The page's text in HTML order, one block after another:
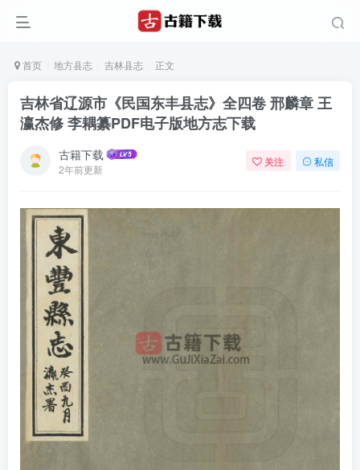
首页 地方县志 吉林县志 正文
吉林省辽源市《民国东丰县志》全四卷 邢麟章 王
瀛杰修 李耦纂PDF电子版地方志下载
古籍下载
2年前更新
关注 私信